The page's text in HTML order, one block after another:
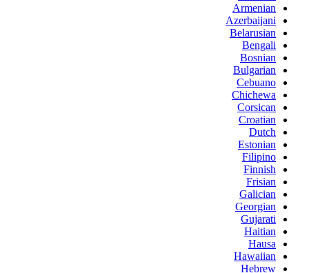
Armenian
Azerbaijani
Belarusian
Bengali
Bosnian
Bulgarian
Cebuano
Chichewa
Corsican
Croatian
Dutch
Estonian
Filipino
Finnish
Frisian
Galician
Georgian
Gujarati
Haitian
Hausa
Hawaiian
Hebrew